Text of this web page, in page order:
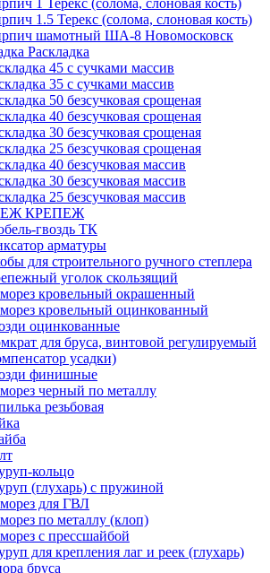
1 Терекс (солома, слоновая кость)
1.5 Терекс (солома, слоновая кость)
шамотный ША-8 Новомосковск
Раскладка
45 с сучками массив
35 с сучками массив
50 безсучковая срощеная
40 безсучковая срощеная
30 безсучковая срощеная
25 безсучковая срощеная
40 безсучковая массив
30 безсучковая массив
25 безсучковая массив
КРЕПЕЖ
гвоздь ТК
арматуры
для строительного ручного степлера
уголок скользящий
кровельный окрашенный
кровельный оцинкованный
оцинкованные
для бруса, винтовой регулируемый
усадки)
финишные
черный по металлу
резьбовая
кольцо
(глухарь) с пружиной
для ГВЛ
по металлу (клоп)
с прессшайбой
для крепления лаг и реек (глухарь)
бруса